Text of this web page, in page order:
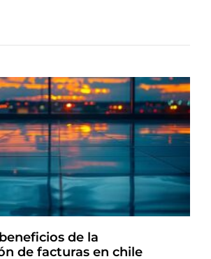
de la
de facturas en chile